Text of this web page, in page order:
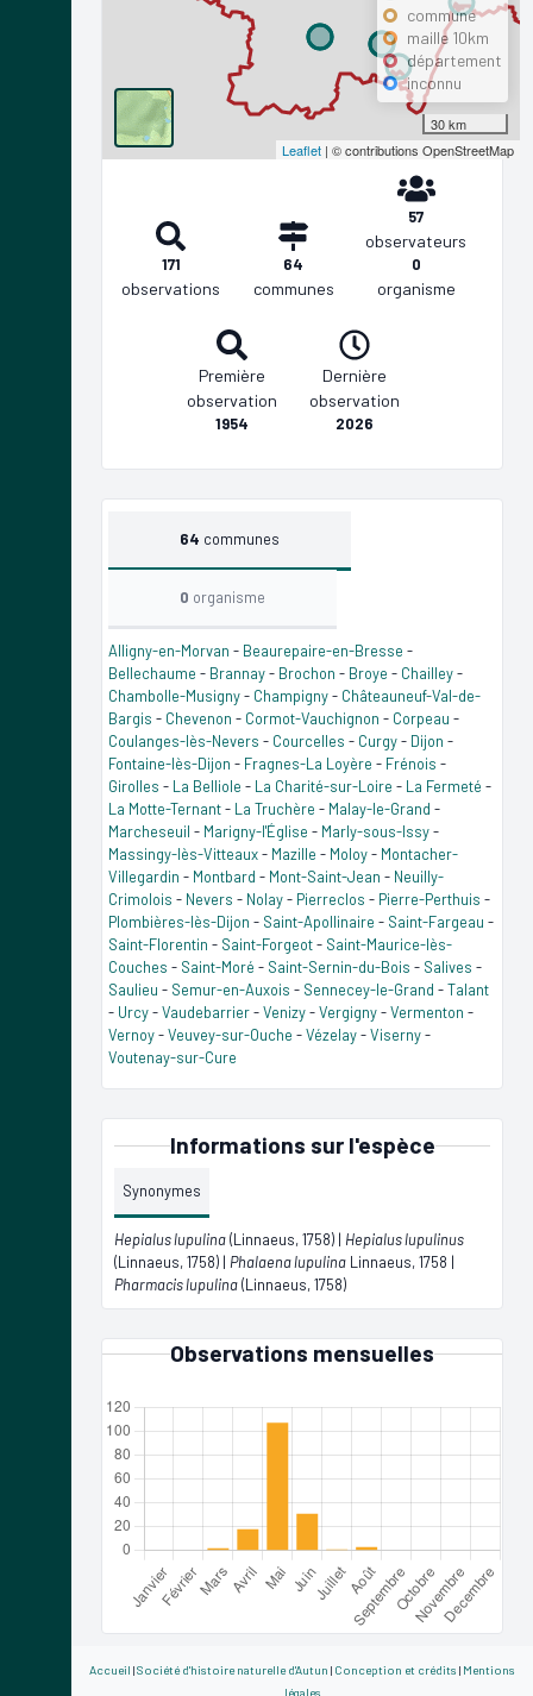
commune
maille 10km
département
inconnu
30 km
Leaflet | © contributions OpenStreetMap
171
observations
64
communes
57
observateurs
0
organisme
Première
observation
1954
Dernière
observation
2026
64 communes
0 organisme
Alligny-en-Morvan - Beaurepaire-en-Bresse -
Bellechaume - Brannay- Brochon - Broye - Chailley-
Chambolle-Musigny- Champigny- Châteauneuf-Val-de-
Bargis - Chevenon - Cormot-Vauchignon - Corpeau -
Coulanges-lès-Nevers - Courcelles - Curgy- Dijon -
Fontaine-lès-Dijon - Fragnes-La Loyère - Frénois -
Girolles - La Belliole - La Charité-sur-Loire - La Fermeté -
La Motte-Ternant- La Truchère - Malay-le-Grand -
Marcheseuil - Marigny-l'Église - Marly-sous-Issy-
Massingy-lès-Vitteaux- Mazille - Moloy- Montacher-
Villegardin - Montbard - Mont-Saint-Jean - Neuilly-
Crimolois - Nevers - Nolay- Pierreclos - Pierre-Perthuis -
Plombières-lès-Dijon - Saint-Apollinaire - Saint-Fargeau -
Saint-Florentin - Saint-Forgeot- Saint-Maurice-lès-
Couches - Saint-Moré - Saint-Sernin-du-Bois - Salives -
Saulieu - Semur-en-Auxois - Sennecey-le-Grand -Talant
- Urcy-Vaudebarrier-Venizy-Vergigny-Vermenton -
Vernoy-Veuvey-sur-Ouche -Vézelay-Viserny-
Voutenay-sur-Cure
Informations sur l'espèce
Synonymes
Hepialus lupulina(Linnaeus, 1758) | Hepialus lupulinus
(Linnaeus, 1758) | Phalaena lupulina Linnaeus, 1758 |
Pharmacis lupulina(Linnaeus, 1758)
Observations mensuelles
Accueil |Société d'histoire naturelle d'Autun | Conception et crédits | Mentions
légales